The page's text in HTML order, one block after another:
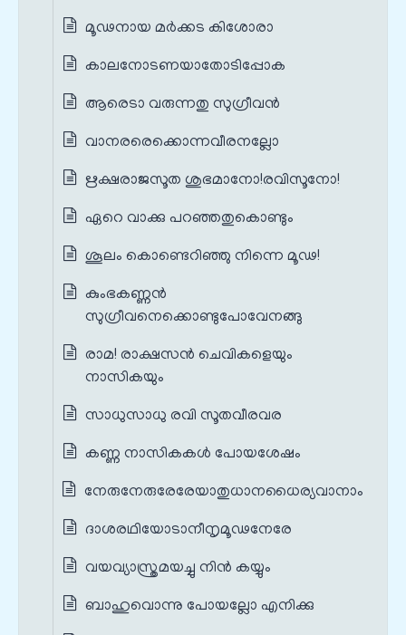
മൂഢനായ മർക്കട കിശോരാ
കാലനോടണയാതോടിപ്പോക
ആരെടാ വരുന്നതു സുഗ്രീവൻ
വാനരരെക്കൊന്നവീരനല്ലോ
ഋക്ഷരാജസൂത ശുഭമാനോ!രവിസൂനോ!
ഏറെ വാക്കു പറഞ്ഞതുകൊണ്ടും
ശൂലം കൊണ്ടെറിഞ്ഞു നിന്നെ മൂഢ!
കുംഭകണ്ണൻ
സുഗ്രീവനെക്കൊണ്ടുപോവേനങ്ങു
രാമ! രാക്ഷസൻ ചെവികളെയും
നാസികയും
സാധുസാധു രവി സൂതവീരവര
കണ്ണ നാസികകൾ പോയശേഷം
നേരുനേരുരേരേയാതുധാനധൈര്യവാനാം
ദാശരഥിയോടാനീനൃമൂഢനേരേ
വയവ്യാസ്ത്രമയച്ചു നിൻ കയ്യും
ബാഹുവൊന്നു പോയല്ലോ എനിക്കു